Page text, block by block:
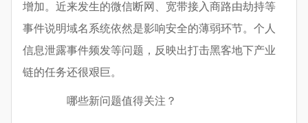
增加。近来发生的微信断网、宽带接入商路由劫持等
事件说明域名系统依然是影响安全的薄弱环节。个人
信息泄露事件频发等问题，反映出打击黑客地下产业
链的任务还很艰巨。
哪些新问题值得关注？